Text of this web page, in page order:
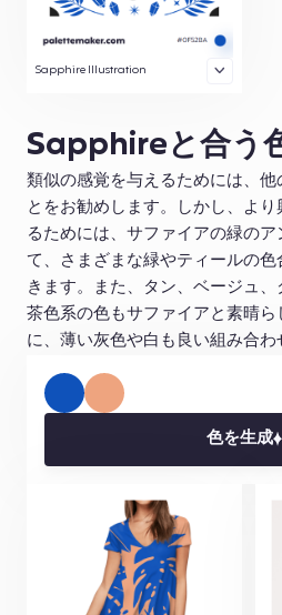
Sapphire Illustration
Sapphireと合う
類似の感覚を与えるためには、
とをお勧めします。しかし、よ
るためには、サファイアの緑の
て、さまざまな緑やティールの
きます。また、タン、ベージュ
茶色系の色もサファイアと素晴
に、薄い灰色や白も良い組み合わ
色を生成